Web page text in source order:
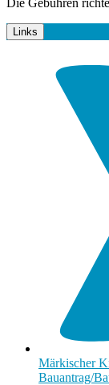
Die Gebühren
Links
Märkischer
Bauantrag/